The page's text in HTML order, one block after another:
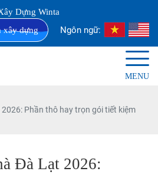
Winta
xây dựng
Ngôn ngữ:
MENU
Phần thô hay trọn gói tiết kiệm
Đà Lạt 2026: